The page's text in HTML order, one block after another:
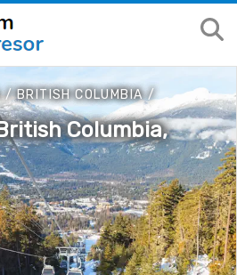
/BRITISH COLUMBIA/
Columbia,